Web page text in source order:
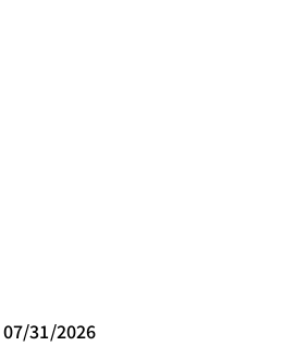
07/31/2026